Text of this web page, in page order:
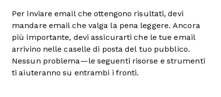
Per inviare email che ottengono risultati, devi
mandare email che valga la pena leggere. Ancora
più importante, devi assicurarti che le tue email
arrivino nelle caselle di posta del tuo pubblico.
Nessun problema—le seguenti risorse e strumenti
ti aiuteranno su entrambi i fronti.